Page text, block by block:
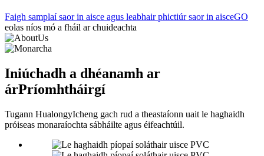
Faigh samplaí saor in aisce agus leabhair phictiúr saor in aisceGO
eolas níos mó a fháil ar chuideachta
Iniúchadh a dhéanamh ar
árPríomhtháirgí
Tugann HualongyIcheng gach rud a theastaíonn uait le haghaidh
próiseas monaraíochta sábháilte agus éifeachtúil.